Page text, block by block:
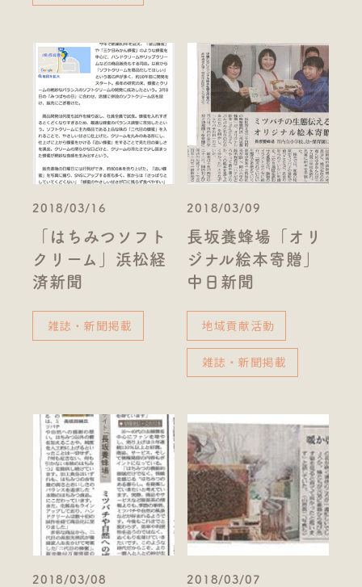
2018/03/16
「はちみつソフト
クリーム」浜松経
済新聞
雑誌・新聞掲載
2018/03/09
長坂養蜂場「オリ
ジナル絵本寄贈」
中日新聞
地域貢献活動
雑誌・新聞掲載
2018/03/08 2018/03/07